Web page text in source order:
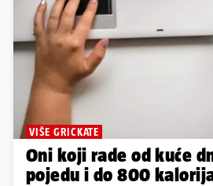
VIŠE GRICKATE
Oni koji rade od kuće
pojedu i do 800